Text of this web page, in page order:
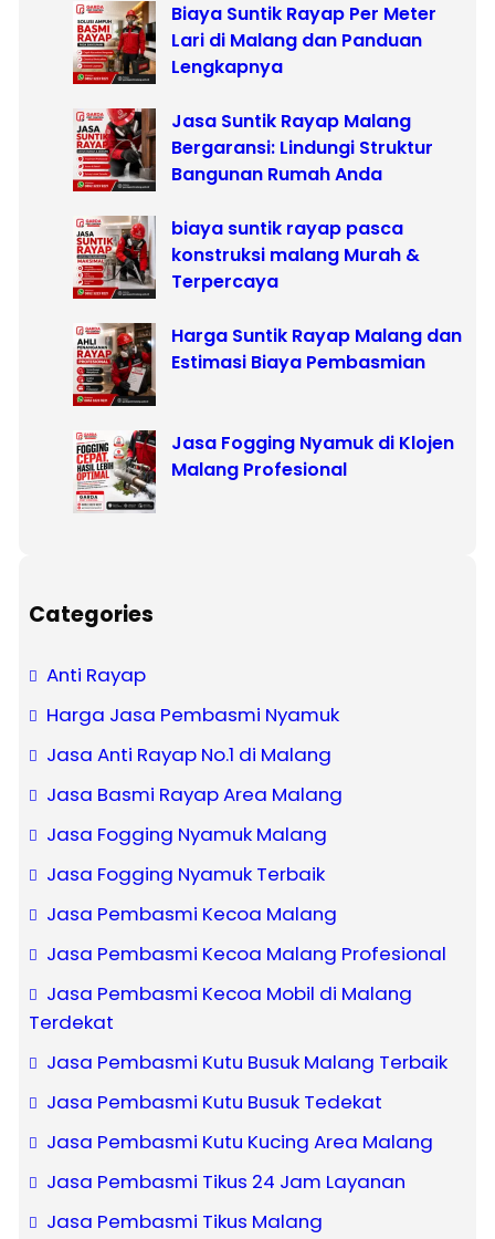
Biaya Suntik Rayap Per Meter
Lari di Malang dan Panduan
Lengkapnya
Jasa Suntik Rayap Malang
Bergaransi: Lindungi Struktur
Bangunan Rumah Anda
biaya suntik rayap pasca
konstruksi malang Murah &
Terpercaya
Harga Suntik Rayap Malang dan
Estimasi Biaya Pembasmian
Jasa Fogging Nyamuk di Klojen
Malang Profesional
Categories
Anti Rayap
Harga Jasa Pembasmi Nyamuk
Jasa Anti Rayap No.1 di Malang
Jasa Basmi Rayap Area Malang
Jasa Fogging Nyamuk Malang
Jasa Fogging Nyamuk Terbaik
Jasa Pembasmi Kecoa Malang
Jasa Pembasmi Kecoa Malang Profesional
Jasa Pembasmi Kecoa Mobil di Malang
Terdekat
Jasa Pembasmi Kutu Busuk Malang Terbaik
Jasa Pembasmi Kutu Busuk Tedekat
Jasa Pembasmi Kutu Kucing Area Malang
Jasa Pembasmi Tikus 24 Jam Layanan
Jasa Pembasmi Tikus Malang